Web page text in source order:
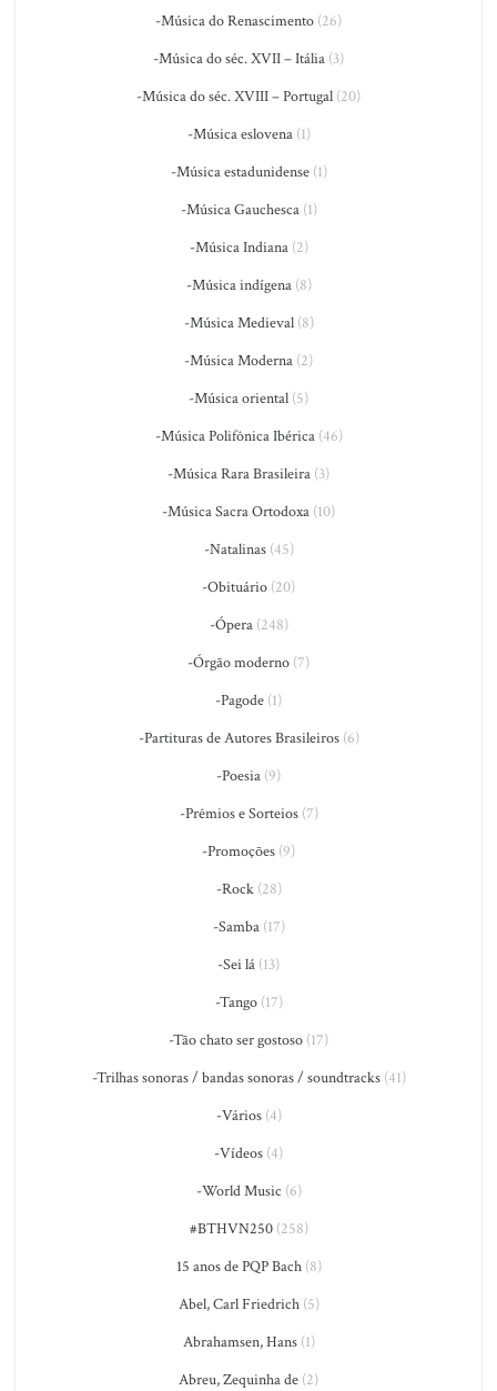
-Música do Renascimento (26)
-Música do séc. XVII – Itália (3)
-Música do séc. XVIII – Portugal (20)
-Música eslovena(1)
-Música estadunidense(1)
-Música Gauchesca(1)
-Música Indiana(2)
-Música indígena(8)
-Música Medieval(8)
-Música Moderna (2)
-Música oriental (5)
-Música Polifônica Ibérica(46)
-Música Rara Brasileira (3)
-Música Sacra Ortodoxa (10)
-Natalinas(45)
-Obituário (20)
-Ópera(248)
-Órgão moderno (7)
-Pagode (1)
-Partituras de Autores Brasileiros(6)
-Poesia (9)
-Prêmios e Sorteios(7)
-Promoções (9)
-Rock(28)
-Samba(17)
-Sei lá (13)
-Tango(17)
-Tão chato ser gostoso (17)
-Trilhas sonoras / bandas sonoras / soundtracks(41)
-Vários(4)
-Vídeos (4)
-World Music (6)
#BTHVN250(258)
15 anos de PQP Bach(8)
Abel, Carl Friedrich(5)
Abrahamsen, Hans(1)
Abreu, Zequinha de (2)